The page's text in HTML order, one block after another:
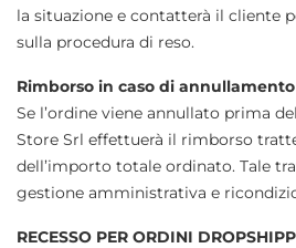
la situazione e contatterà il cliente
sulla procedura di reso.
Rimborso in caso di
Se l’ordine viene annullato prima
Store Srl effettuerà il rimborso
dell’importo totale ordinato. Tale
gestione amministrativa e
RECESSO PER ORDINI